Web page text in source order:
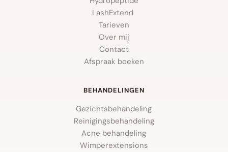
LashExtend
Tarieven
Over mij
Contact
Afspraak boeken
BEHANDELINGEN
Gezichtsbehandeling
Reinigingsbehandeling
Acne behandeling
Wimperextensions